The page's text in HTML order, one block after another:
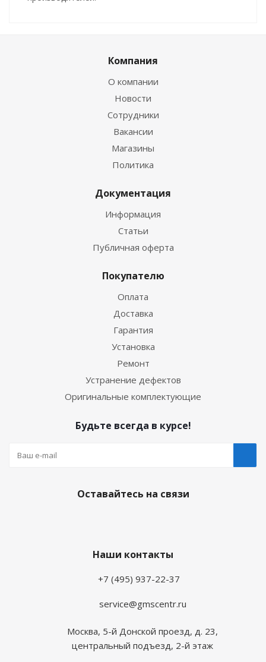
Компания
О компании
Новости
Сотрудники
Вакансии
Магазины
Политика
Документация
Информация
Статьи
Публичная оферта
Покупателю
Оплата
Доставка
Гарантия
Установка
Ремонт
Устранение дефектов
Оригинальные комплектующие
Будьте всегда в курсе!
Оставайтесь на связи
Наши контакты
+7 (495) 937-22-37
service@gmscentr.ru
Москва, 5-й Донской проезд, д. 23,
центральный подъезд, 2-й этаж